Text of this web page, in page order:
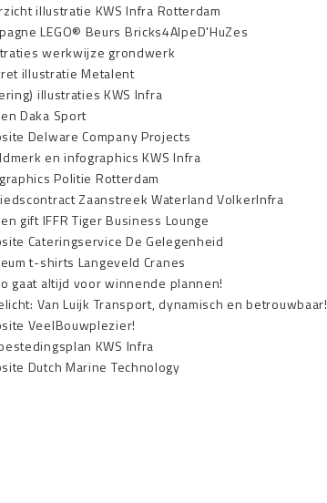
illustratie KWS Infra Rotterdam
LEGO® Beurs Bricks4AlpeD'HuZes
werkwijze grondwerk
illustratie Metalent
illustraties KWS Infra
Daka Sport
Delware Company Projects
en infographics KWS Infra
Politie Rotterdam
Zaanstreek Waterland VolkerInfra
gift IFFR Tiger Business Lounge
Cateringservice De Gelegenheid
t-shirts Langeveld Cranes
gaat altijd voor winnende plannen!
Van Luijk Transport, dynamisch en betrouwbaar!
VeelBouwplezier!
KWS Infra
Dutch Marine Technology